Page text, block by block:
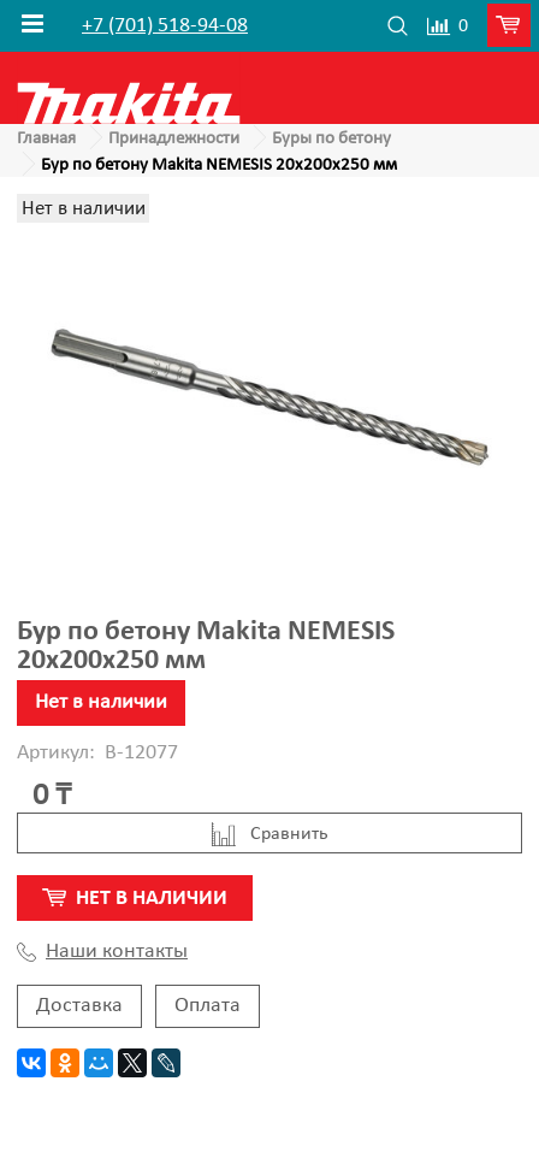
+7 (701) 518-94-08 0
Главная Принадлежности
Буры по бетону
Бур по бетону Makita NEMESIS 20x200x250 мм
Нет в наличии
Бур по бетону Makita NEMESIS
20x200x250 мм
Нет в наличии
Артикул: B-12077
0 ₸
Cравнить
НЕТ В НАЛИЧИИ
Наши контакты
Доставка Оплата